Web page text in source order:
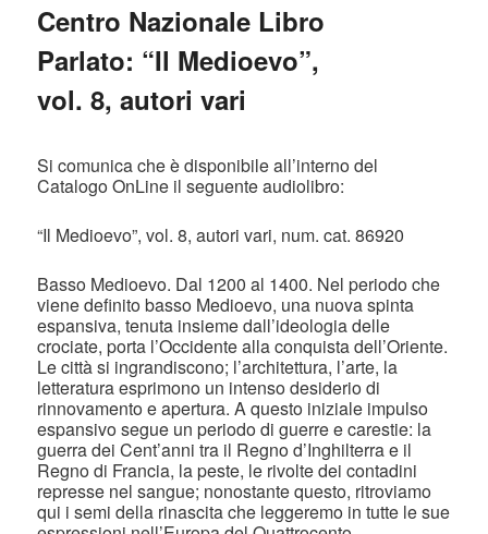
Centro Nazionale Libro
Parlato: “Il Medioevo”,
vol. 8, autori vari
Si comunica che è disponibile all’interno del
Catalogo OnLine il seguente audiolibro:
“Il Medioevo”, vol. 8, autori vari, num. cat. 86920
Basso Medioevo. Dal 1200 al 1400. Nel periodo che
viene definito basso Medioevo, una nuova spinta
espansiva, tenuta insieme dall’ideologia delle
crociate, porta l’Occidente alla conquista dell’Oriente.
Le città si ingrandiscono; l’architettura, l’arte, la
letteratura esprimono un intenso desiderio di
rinnovamento e apertura. A questo iniziale impulso
espansivo segue un periodo di guerre e carestie: la
guerra dei Cent’anni tra il Regno d’Inghilterra e il
Regno di Francia, la peste, le rivolte dei contadini
represse nel sangue; nonostante questo, ritroviamo
qui i semi della rinascita che leggeremo in tutte le sue